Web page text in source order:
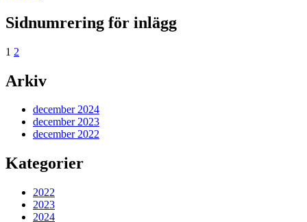
Sidnumrering för inlägg
1 2
Arkiv
december 2024
december 2023
december 2022
Kategorier
2022
2023
2024